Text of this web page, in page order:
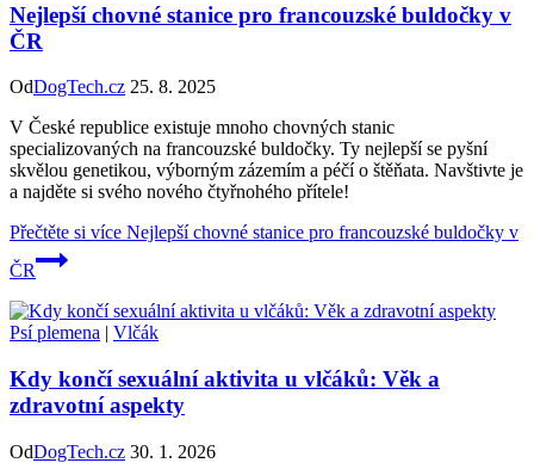
Nejlepší chovné stanice pro francouzské buldočky v
ČR
OdDogTech.cz 25. 8. 2025
V České republice existuje mnoho chovných stanic
specializovaných na francouzské buldočky. Ty nejlepší se pyšní
skvělou genetikou, výborným zázemím a péčí o štěňata. Navštivte je
a najděte si svého nového čtyřnohého přítele!
Přečtěte si více Nejlepší chovné stanice pro francouzské buldočky v
ČR
Psí plemena | Vlčák
Kdy končí sexuální aktivita u vlčáků: Věk a
zdravotní aspekty
OdDogTech.cz 30. 1. 2026